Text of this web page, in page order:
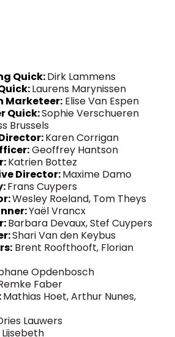
Quick:Dirk Lammens
Laurens Marynissen
Marketeer: Elise Van Espen
Quick:Sophie Verschueren
Brussels
Karen Corrigan
Geoffrey Hantson
Katrien Bottez
Director:Maxime Damo
Frans Cuypers
Wesley Roeland, Tom Theys
Yaël Vrancx
Barbara Devaux, Stef Cuypers
Shari Van den Keybus
Brent Roofthooft, Florian
Opdenbosch
Faber
Mathias Hoet, Arthur Nunes,
Lauwers